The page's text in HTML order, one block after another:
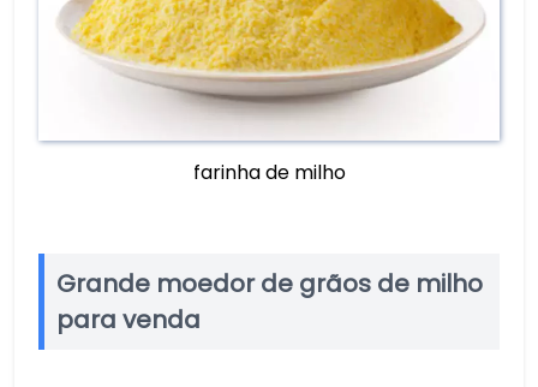
farinha de milho
Grande moedor de grãos de milho
para venda